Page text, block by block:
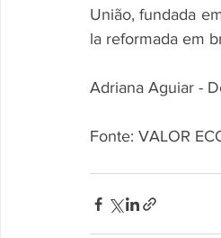
União, fundada
la reformada em
Adriana Aguiar -
Fonte: VALOR